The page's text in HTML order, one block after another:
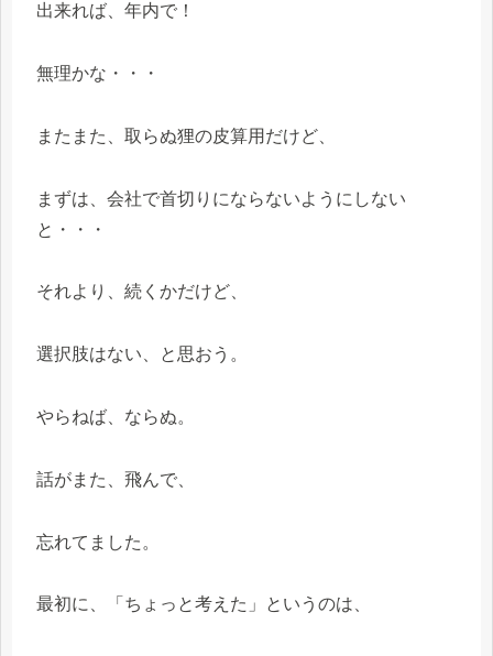
出来れば、年内で！
無理かな・・・
またまた、取らぬ狸の皮算用だけど、
まずは、会社で首切りにならないようにしない
と・・・
それより、続くかだけど、
選択肢はない、と思おう。
やらねば、ならぬ。
話がまた、飛んで、
忘れてました。
最初に、「ちょっと考えた」というのは、